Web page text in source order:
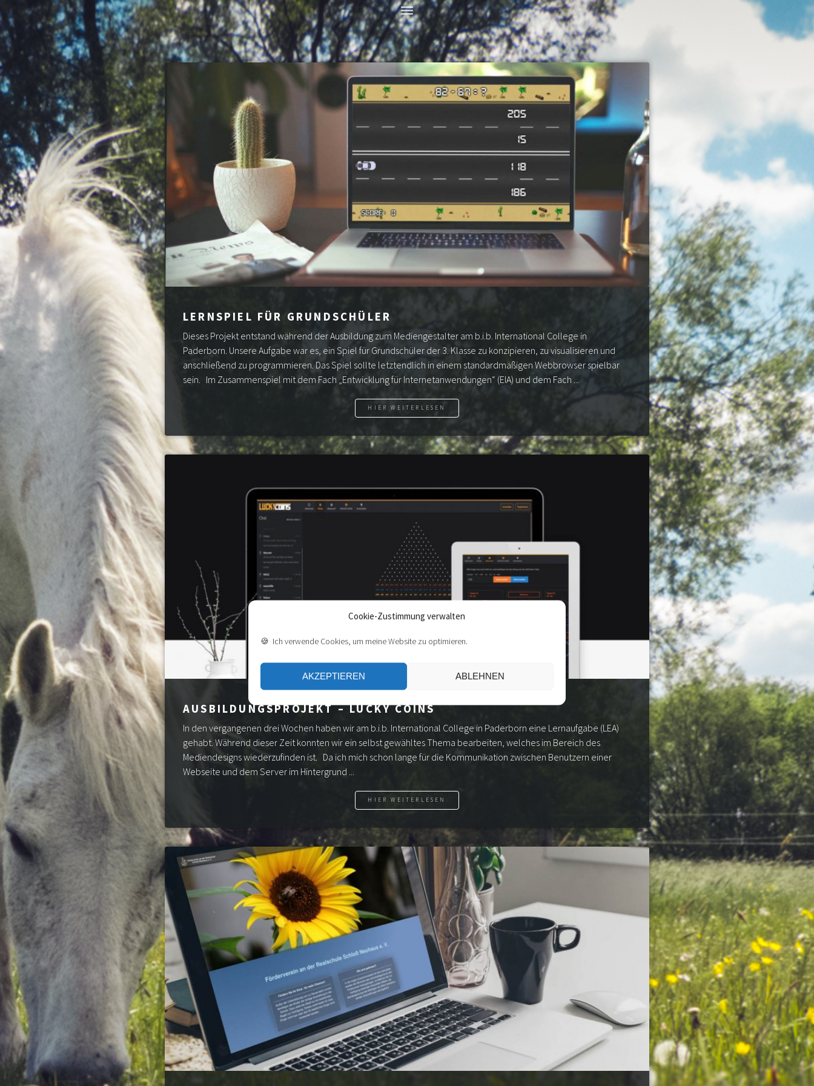
Cookie-Zustimmung verwalten
🍪 Ich verwende Cookies, um meine Website zu optimieren.
AKZEPTIEREN ABLEHNEN
LERNSPIEL FÜR GRUNDSCHÜLER
Dieses Projekt entstand während der Ausbildung zum Mediengestalter am b.i.b. International College in
Paderborn. Unsere Aufgabe war es, ein Spiel für Grundschüler der 3. Klasse zu konzipieren, zu visualisieren und
anschließend zu programmieren. Das Spiel sollte letztendlich in einem standardmäßigen Webbrowser spielbar
sein. Im Zusammenspiel mit dem Fach „Entwicklung für Internetanwendungen“ (EIA) und dem Fach ...
HIER WEITERLESEN
AUSBILDUNGSPROJEKT – LUCKY COINS
In den vergangenen drei Wochen haben wir am b.i.b. International College in Paderborn eine Lernaufgabe (LEA)
gehabt. Während dieser Zeit konnten wir ein selbst gewähltes Thema bearbeiten, welches im Bereich des
Mediendesigns wiederzufinden ist. Da ich mich schon lange für die Kommunikation zwischen Benutzern einer
Webseite und dem Server im Hintergrund ...
HIER WEITERLESEN